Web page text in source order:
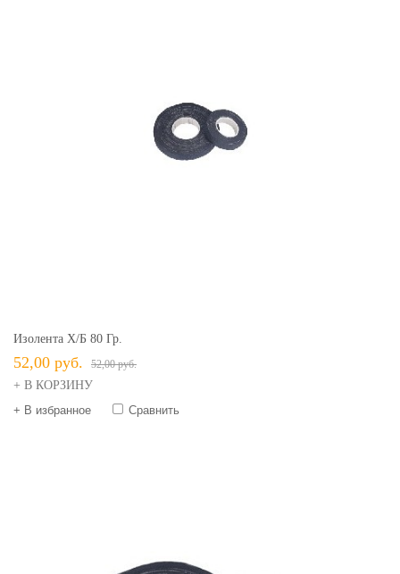
Изолента Х/б 80 Гр.
52,00 руб. 52,00 руб.
+ В КОРЗИНУ
+ В избранное
Сравнить